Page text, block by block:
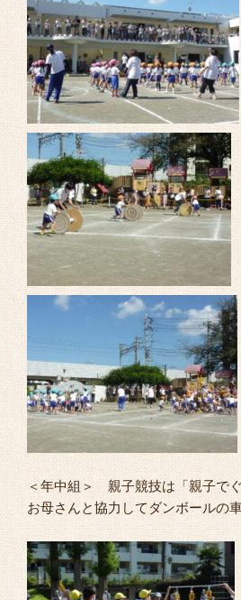
＜年中組＞ 親子競技は「親子で
お母さんと協力してダンボールの